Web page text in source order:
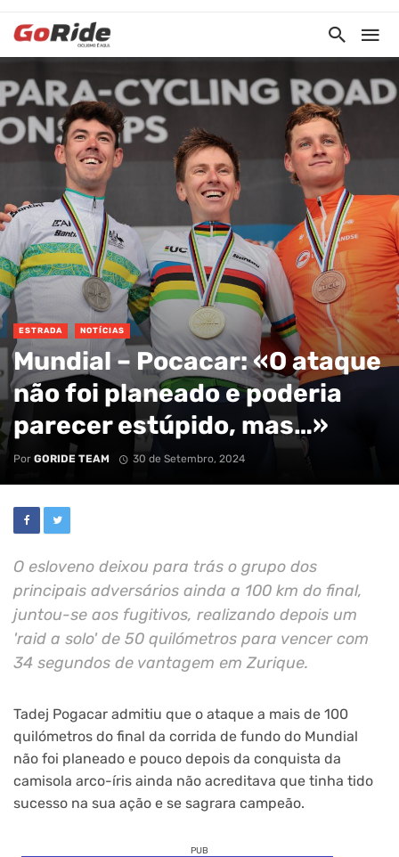
ESTRADA NOTÍCIAS
Mundial – Pocacar: «O ataque
não foi planeado e poderia
parecer estúpido, mas…»
Por GORIDE TEAM 30 de Setembro, 2024
O esloveno deixou para trás o grupo dos
principais adversários ainda a 100 km do final,
juntou-se aos fugitivos, realizando depois um
'raid a solo' de 50 quilómetros para vencer com
34 segundos de vantagem em Zurique.
Tadej Pogacar admitiu que o ataque a mais de 100
quilómetros do final da corrida de fundo do Mundial
não foi planeado e pouco depois da conquista da
camisola arco-íris ainda não acreditava que tinha tido
sucesso na sua ação e se sagrara campeão.
PUB